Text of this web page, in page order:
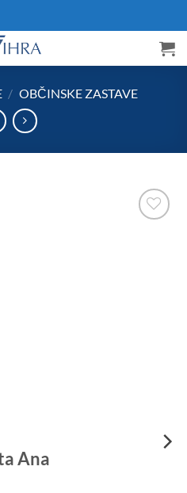
/ OBČINSKE ZASTAVE
Ana